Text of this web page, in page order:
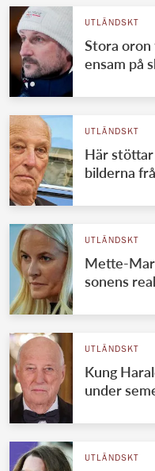
UTLÄNDSKT
Stora
ensam på
UTLÄNDSKT
Här stöttar
bilderna
UTLÄNDSKT
Mette-
sonens
UTLÄNDSKT
Kung
under
UTLÄNDSKT